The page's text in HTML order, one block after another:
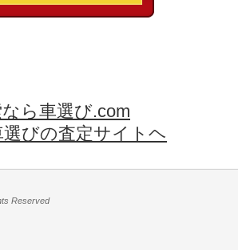
ら車選び.com
びの査定サイトヘ
Reserved